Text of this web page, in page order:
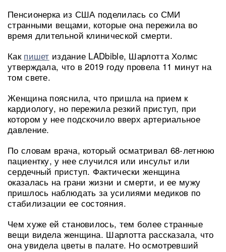
Пенсионерка из США поделилась со СМИ
странными вещами, которые она пережила во
время длительной клинической смерти.
Как пишет издание LADbible, Шарлотта Холмс
утверждала, что в 2019 году провела 11 минут на
том свете.
Женщина пояснила, что пришла на прием к
кардиологу, но пережила резкий приступ, при
котором у нее подскочило вверх артериальное
давление.
По словам врача, который осматривал 68-летнюю
пациентку, у нее случился или инсульт или
сердечный приступ. Фактически женщина
оказалась на грани жизни и смерти, и ее мужу
пришлось наблюдать за усилиями медиков по
стабилизации ее состояния.
Чем хуже ей становилось, тем более странные
вещи видела женщина. Шарлотта рассказала, что
она увидела цветы в палате. Но осмотревший